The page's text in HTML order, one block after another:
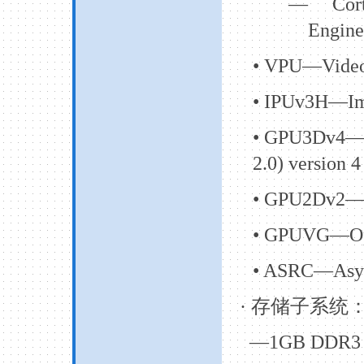
•
•
•
2.0) version 4
•
•
•
· 存储子系统
—1GB DDR3